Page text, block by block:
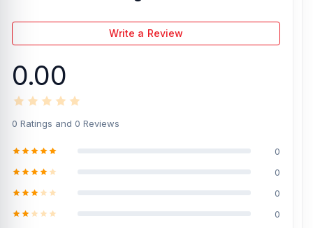
Write a Review
0.00
0 Ratings and 0 Reviews
0
0
0
0